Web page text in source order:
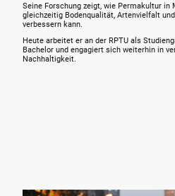
Seine Forschung zeigt, wie Permakultur in
gleichzeitig Bodenqualität, Artenvielfalt
verbessern kann.
Heute arbeitet er an der RPTU als
Bachelor und engagiert sich weiterhin in
Nachhaltigkeit.